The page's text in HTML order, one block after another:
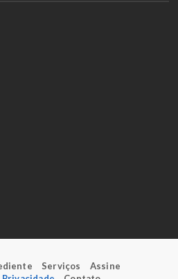
Serviços
Assine